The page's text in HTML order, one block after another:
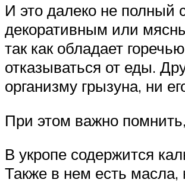
И это далеко не полный
декоративным или
так как обладает
отказываться от еды.
организму грызуна, ни
При этом важно
В укропе содержится
Также в нем есть